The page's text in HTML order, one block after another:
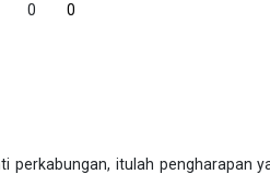
0 0
perkabungan, itulah pengharapan